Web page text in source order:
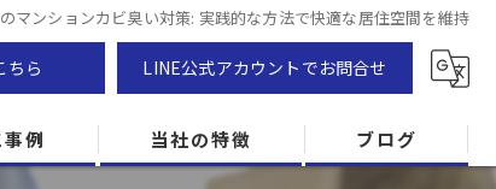
マンションカビ臭い対策: 実践的な方法で快適な居住空間を維持
ちら LINE公式アカウントでお問合せ
例 当社の特徴 ブログ